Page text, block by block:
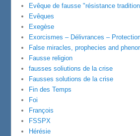
Evêque de fausse "résistance
Evêques
Exegèse
Exorcismes – Délivrances –
False miracles, prophecies and
Fausse religion
fausses soliutions de la crise
Fausses solutions de la crise
Fin des Temps
Foi
François
FSSPX
Hérésie